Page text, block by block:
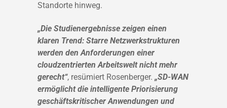
Standorte hinweg.
„Die Studienergebnisse zeigen einen
klaren Trend: Starre Netzwerkstrukturen
werden den Anforderungen einer
cloudzentrierten Arbeitswelt nicht mehr
gerecht“, resümiert Rosenberger. „SD-WAN
ermöglicht die intelligente Priorisierung
geschäftskritischer Anwendungen und